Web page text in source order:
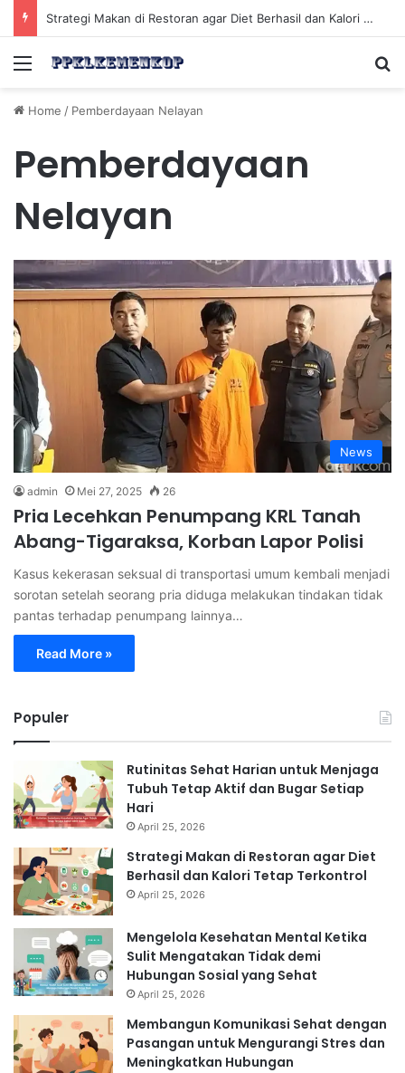
Strategi Makan di Restoran agar Diet Berhasil dan Kalori Tetap Terkontrol
Menu
Home / Pemberdayaan Nelayan
Pemberdayaan
Nelayan
News
admin Mei 27, 2025 26
Pria Lecehkan Penumpang KRL Tanah
Abang-Tigaraksa, Korban Lapor Polisi
Kasus kekerasan seksual di transportasi umum kembali menjadi
sorotan setelah seorang pria diduga melakukan tindakan tidak
pantas terhadap penumpang lainnya…
Read More »
Populer
Rutinitas Sehat Harian untuk Menjaga
Tubuh Tetap Aktif dan Bugar Setiap
Hari
April 25, 2026
Strategi Makan di Restoran agar Diet
Berhasil dan Kalori Tetap Terkontrol
April 25, 2026
Mengelola Kesehatan Mental Ketika
Sulit Mengatakan Tidak demi
Hubungan Sosial yang Sehat
April 25, 2026
Membangun Komunikasi Sehat dengan
Pasangan untuk Mengurangi Stres dan
Meningkatkan Hubungan